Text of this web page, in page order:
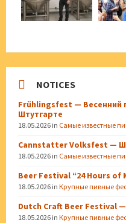
NOTICES
Frühlingsfest — Весенний
Штутгарте
18.05.2026 in Самые известные
Cannstatter Volksfest —
18.05.2026 in Самые известные
Beer Festival “24 Hours of
18.05.2026 in Крупные пивные
Dutch Craft Beer Festival
18.05.2026 in Крупные пивные